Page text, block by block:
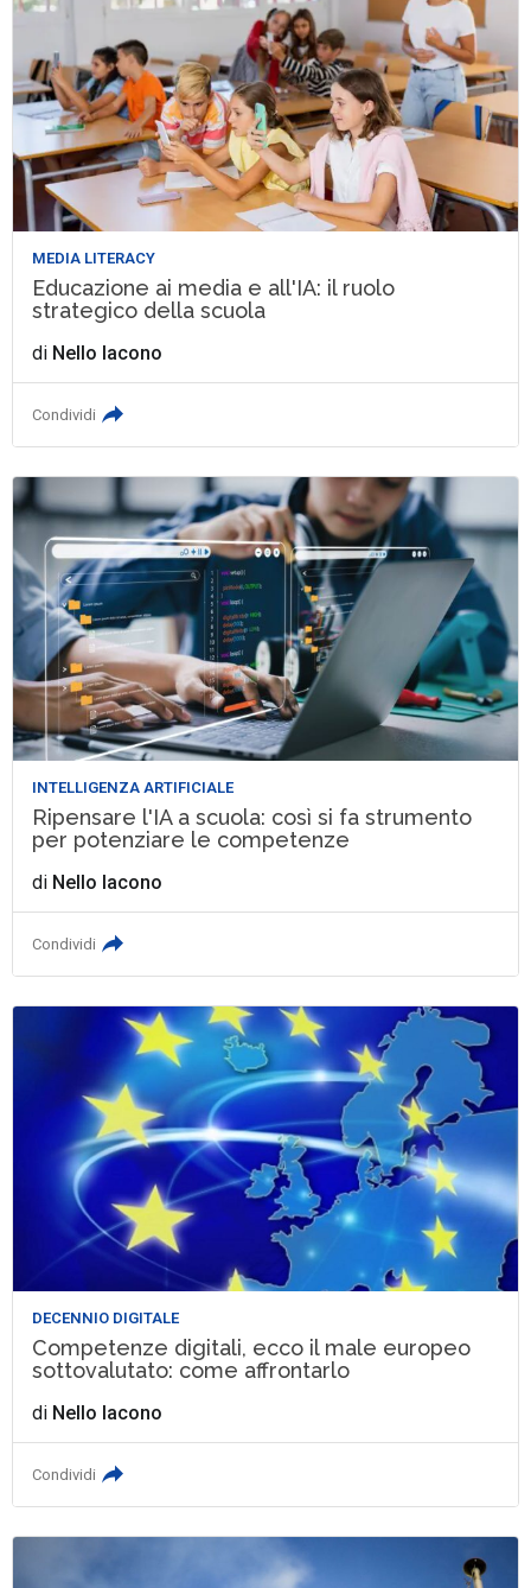
MEDIA LITERACY
Educazione ai media e all'IA: il ruolo
strategico della scuola
di Nello Iacono
Condividi
INTELLIGENZA ARTIFICIALE
Ripensare l'IA a scuola: così si fa strumento
per potenziare le competenze
di Nello Iacono
Condividi
DECENNIO DIGITALE
Competenze digitali, ecco il male europeo
sottovalutato: come affrontarlo
di Nello Iacono
Condividi